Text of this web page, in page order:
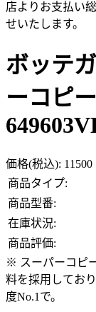
店よりお支払い
せいたします。
ボッテ
ーコピ
価格(税込): 11500
商品タイプ:
商品型番:
在庫状況:
商品評価:
※ スーパーコピ
料を採用してお
度No.1で。